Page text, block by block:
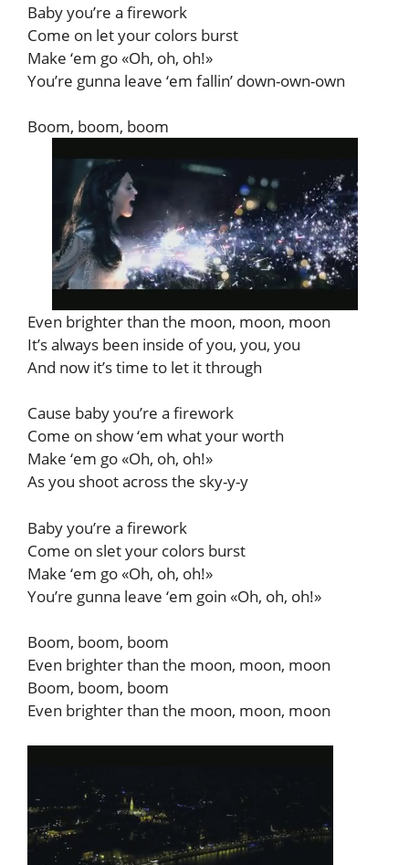
Baby you’re a firework
Come on let your colors burst
Make ‘em go «Oh, oh, oh!»
You’re gunna leave ‘em fallin’ down-own-own
Boom, boom, boom
Even brighter than the moon, moon, moon
It’s always been inside of you, you, you
And now it’s time to let it through
Cause baby you’re a firework
Come on show ‘em what your worth
Make ‘em go «Oh, oh, oh!»
As you shoot across the sky-y-y
Baby you’re a firework
Come on slet your colors burst
Make ‘em go «Oh, oh, oh!»
You’re gunna leave ‘em goin «Oh, oh, oh!»
Boom, boom, boom
Even brighter than the moon, moon, moon
Boom, boom, boom
Even brighter than the moon, moon, moon